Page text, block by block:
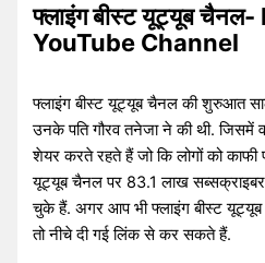
फ्लाइंग बीस्ट यूट्यूब
YouTube Channel
फ्लाइंग बीस्ट यूट्यूब चैनल की शुरुआत
उनके पति गौरव तनेजा ने की थी. जिसमें
शेयर करते रहते हैं जो कि लोगों को
यूट्यूब चैनल पर 83.1 लाख
चुके हैं. अगर आप भी फ्लाइंग बीस्ट
तो नीचे दी गई लिंक से कर सकते हैं.